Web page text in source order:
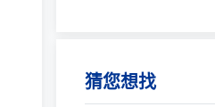
猜您想找